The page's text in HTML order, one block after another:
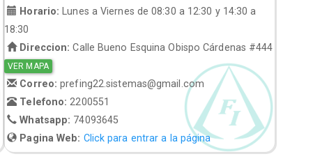
Horario:
Lunes a Viernes de 08:30 a 12:30 y 14:30 a
18:30
Direccion: Calle Bueno Esquina Obispo Cárdenas #444
VER MAPA
Correo:prefing22.sistemas@gmail.com
Telefono: 2200551
Whatsapp: 74093645
Pagina Web: Click para entrar a la página